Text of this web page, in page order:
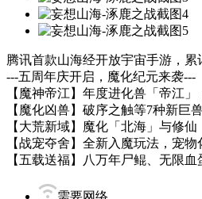
腾讯首款山海经开放宇宙手游，
---五周年庆开启，魔化纪元来袭---
【魔神帝江】年度进化兽「帝江」
【魔化凶兽】破序之触等7种新巨
【大荒新域】魔化「北海」与修
【战宠夺舍】全新入魔玩法，宠
【五载送福】八万年尸鲲、无限
需要网络